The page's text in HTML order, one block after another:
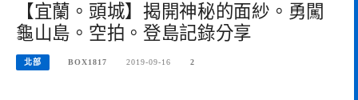
【宜蘭。頭城】揭開神秘的面紗。勇闖
龜山島。空拍。登島記錄分享
北部 BOX1817 2019-09-16 2